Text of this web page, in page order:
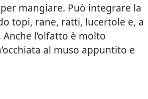
mangiare. Può integrare la
topi, rane, ratti, lucertole e, a
l’olfatto è molto
al muso appuntito e